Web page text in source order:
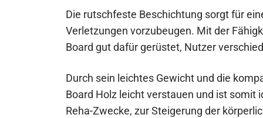
Die rutschfeste Beschichtung sorgt für
Verletzungen vorzubeugen. Mit der
Board gut dafür gerüstet, Nutzer
Durch sein leichtes Gewicht und die
Board Holz leicht verstauen und ist somit
Reha-Zwecke, zur Steigerung der